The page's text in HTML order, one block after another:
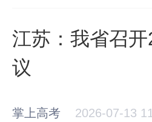
江苏：我省召
议
掌上高考 2026-07-13